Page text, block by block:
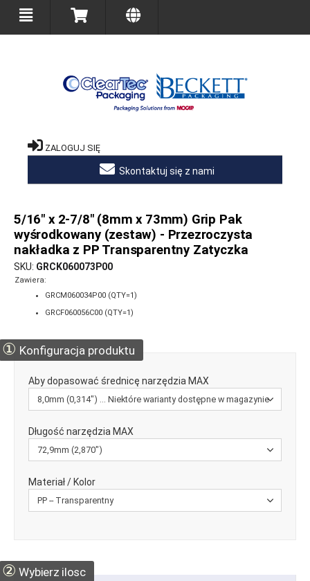
ZALOGUJ SIĘ
Skontaktuj się z nami
5/16" x 2-7/8" (8mm x 73mm) Grip Pak
wyśrodkowany (zestaw) - Przezroczysta
nakładka z PP Transparentny Zatyczka
SKU GRCK060073P00
Zawiera:
GRCM060034P00 (QTY=1)
GRCF060056C00 (QTY=1)
① Konfiguracja produktu
Aby dopasować średnicę narzędzia MAX
Długość narzędzia MAX
Materiał / Kolor
② Wybierz ilosc